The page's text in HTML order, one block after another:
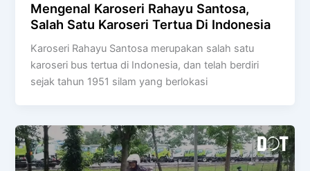
Mengenal Karoseri Rahayu Santosa,
Salah Satu Karoseri Tertua Di Indonesia
Karoseri Rahayu Santosa merupakan salah satu
karoseri bus tertua di Indonesia, dan telah berdiri
sejak tahun 1951 silam yang berlokasi